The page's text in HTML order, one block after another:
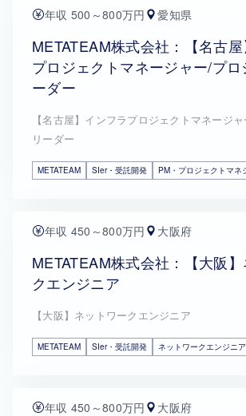
年収 500～800万円 愛知県
METATEAM株式会社：【名古
プロジェクトマネージャー/プロ
ーダー
【名古屋】インフラプロジェクトマネージ
リーダー
METATEAM SIer・受託開発 PM・プロジェクトマネ
年収 450～800万円 大阪府
METATEAM株式会社：【大阪
クエンジニア
【大阪】ネットワークエンジニア
METATEAM SIer・受託開発 ネットワークエンジニア
年収 450～800万円 大阪府